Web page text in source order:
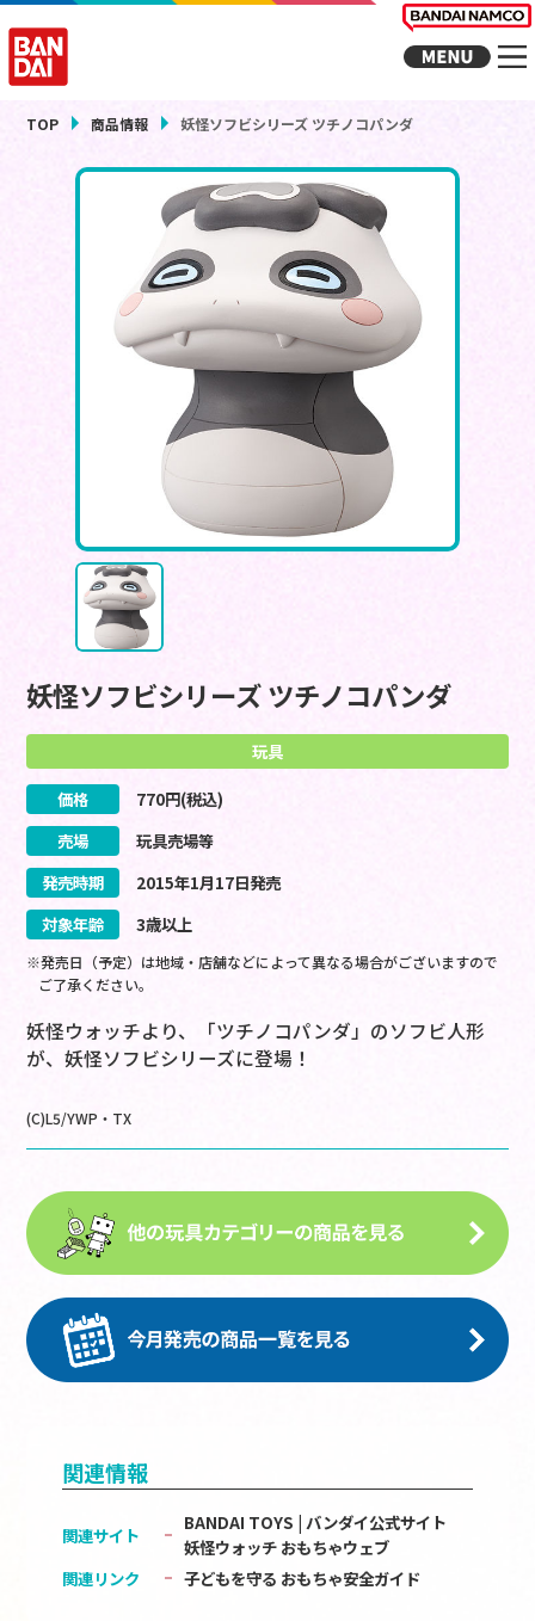
TOP 商品情報 妖怪ソフビシリーズ ツチノコパンダ
妖怪ソフビシリーズ ツチノコパンダ
玩具
価格 770円(税込)
売場
玩具売場等
発売時期
2015年1月17日発売
対象年齢
3歳以上
※発売日（予定）は地域・店舗などによって異なる場合がございますので
ご了承ください。
妖怪ウォッチより、「ツチノコパンダ」のソフビ人形
が、妖怪ソフビシリーズに登場！
(C)L5/YWP・TX
関連情報
関連サイト
BANDAI TOYS | バンダイ公式サイト
妖怪ウォッチ おもちゃウェブ
関連リンク
子どもを守る おもちゃ安全ガイド